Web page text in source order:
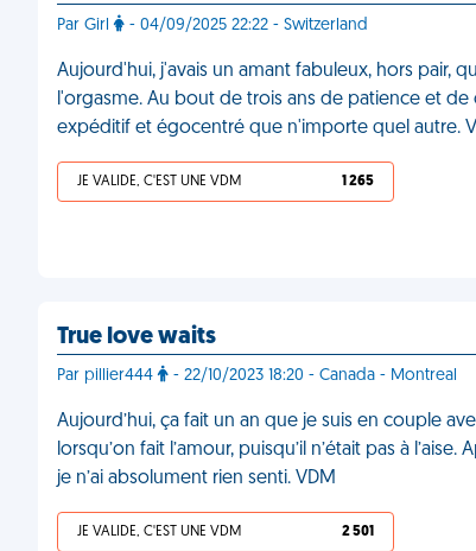
Par Girl - 04/09/2025 22:22 - Switzerland
Aujourd'hui, j'avais un amant fabuleux, hors pair,
l'orgasme. Au bout de trois ans de patience et
expéditif et égocentré que n'importe quel autre.
JE VALIDE, C'EST UNE VDM 1 265
True love waits
Par pillier444 - 22/10/2023 18:20 - Canada - Montreal
Aujourd’hui, ça fait un an que je suis en couple
lorsqu’on fait l’amour, puisqu’il n’était pas à
je n’ai absolument rien senti. VDM
JE VALIDE, C'EST UNE VDM 2 501